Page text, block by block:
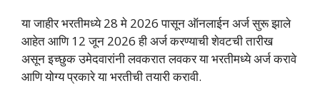
या जाहीर भरतीमध्ये 28 मे 2026 पासून ऑनलाईन अर्ज सुरू झाले
आहेत आणि 12 जून 2026 ही अर्ज करण्याची शेवटची तारीख
असून इच्छुक उमेदवारांनी लवकरात लवकर या भरतीमध्ये अर्ज करावे
आणि योग्य प्रकारे या भरतीची तयारी करावी.